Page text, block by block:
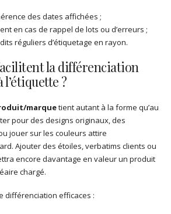
des dates affichées ;
en cas de rappel de lots ou d’erreurs ;
réguliers d’étiquetage en rayon.
la différenciation
?
marquetient autant à la forme qu’au
pour des designs originaux, des
jouer sur les couleurs attire
Ajouter des étoiles, verbatims clients ou
encore davantage en valeur un produit
chargé.
différenciation efficaces :